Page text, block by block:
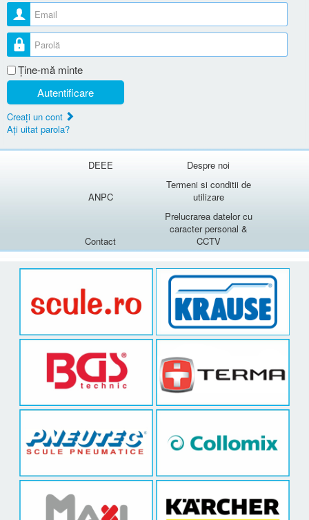
Nume utilizator
Parolă
Ţine-mă minte
Autentificare
Creaţi un cont
Aţi uitat parola?
DEEE Despre noi
ANPC
Termeni si conditii de
utilizare
Contact
Prelucrarea datelor cu
caracter personal &
CCTV